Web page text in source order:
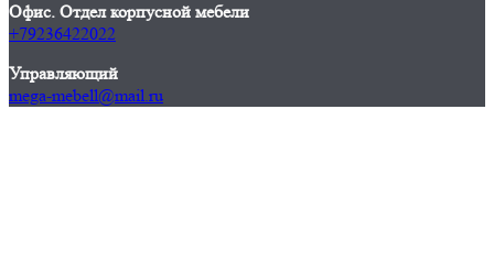
Офис. Отдел корпусной мебели
+79236422022
Управляющий
mega-mebell@mail.ru